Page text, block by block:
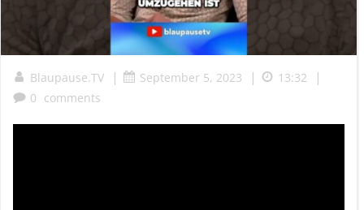
Blaupause.TV | September 5, 2023 | 13:32 |
0 comments